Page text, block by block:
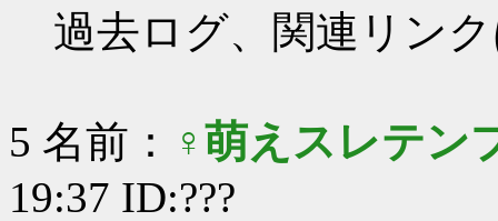
過去ログ、関連リン
5 名前：
♀萌えスレテン
19:37 ID:???